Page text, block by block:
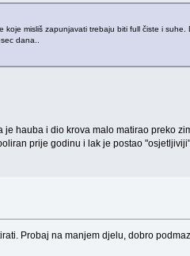
misliš zapunjavati trebaju biti full čiste i suhe.
dana..
hauba i dio krova malo matirao preko
prije godinu i lak je postao
Probaj na manjem djelu, dobro